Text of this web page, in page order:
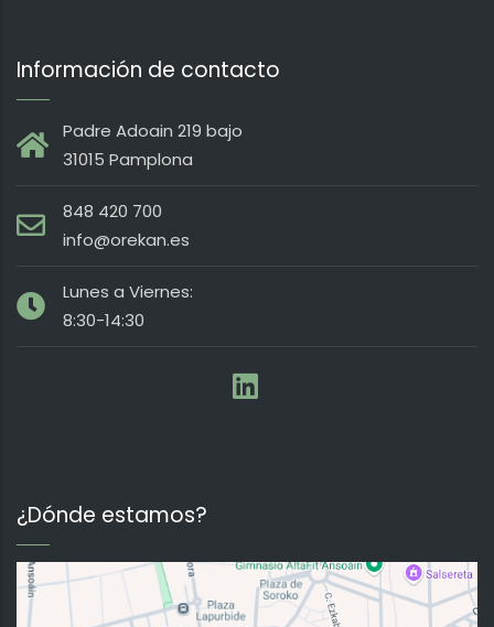
Información de contacto
Padre Adoain 219 bajo
31015 Pamplona
848 420 700
info@orekan.es
Lunes a Viernes:
8:30-14:30
¿Dónde estamos?